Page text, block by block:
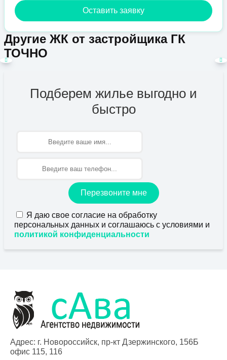
Оставить заявку
Другие ЖК от застройщика ГК
ТОЧНО
Подберем жилье выгодно и
быстро
Перезвоните мне
Я даю свое согласие на обработку
персональных данных и соглашаюсь с условиями и
политикой конфиденциальности
Адрес: г. Новороссийск, пр-кт Дзержинского, 156Б
офис 115, 116